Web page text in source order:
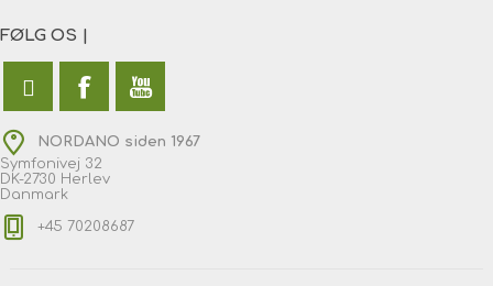
FØLG OS |
NORDANO siden 1967
Symfonivej 32
DK-2730 Herlev
Danmark
+45 70208687